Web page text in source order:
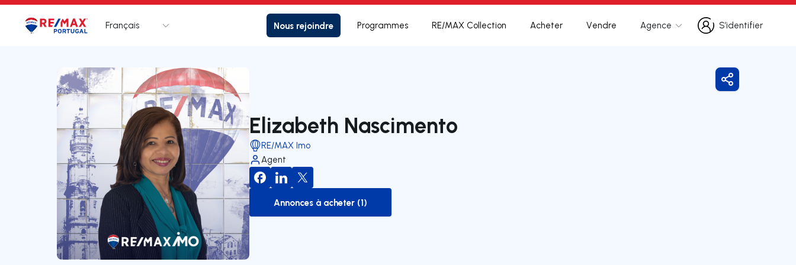
Logo Aller à la page d’accueil
Français Nous rejoindre Programmes RE/MAX Collection Acheter Vendre Agence
S’identifier
S’identifier
Elizabeth Nascimento
RE/MAX Imo
Agent
to-buy-listing
Annonces à acheter (1)
Partager